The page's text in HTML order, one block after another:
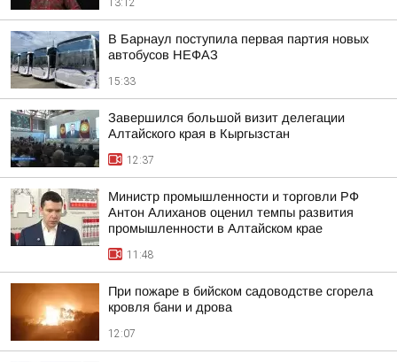
13:12
В Барнаул поступила первая партия новых
автобусов НЕФАЗ
15:33
Завершился большой визит делегации
Алтайского края в Кыргызстан
12:37
Министр промышленности и торговли РФ
Антон Алиханов оценил темпы развития
промышленности в Алтайском крае
11:48
При пожаре в бийском садоводстве сгорела
кровля бани и дрова
12:07